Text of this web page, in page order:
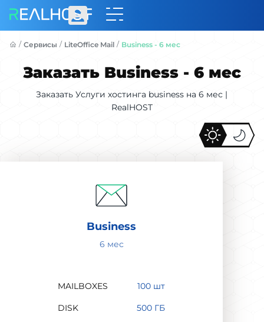
/ Сервисы / LiteOffice Mail / Business - 6 мес
Заказать Business - 6 мес
Заказать Услуги хостинга business на 6 мес |
RealHOST
Business
6 мес
MAILBOXES 100 шт
DISK 500 ГБ